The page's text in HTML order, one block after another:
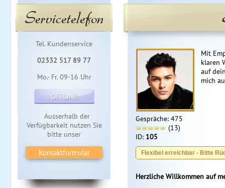
Servicetelefon
Tel. Kundenservice
02332 517 89 77
Mo.- Fr. 09-16 Uhr
OFFLINE
Ausserhalb der
Verfügbarkeit nutzen Sie
bitte unser
Kontaktformular
Mit
klaren
auf
mich
Gespräche: 475
(13)
ID: 105
Flexibel erreichbar - Bitte
Herzliche Willkommen auf